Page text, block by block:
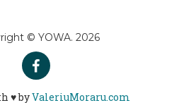
© YOWA. 2026
♥ byValeriuMoraru.com